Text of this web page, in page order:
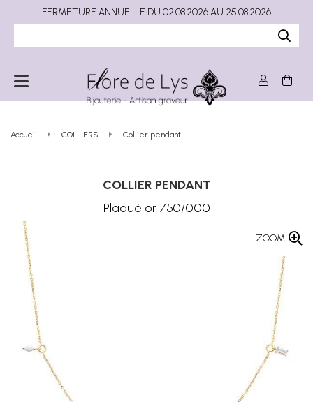
Accueil COLLIERS Collier pendant
COLLIER PENDANT
Plaqué or 750/000
ZOOM
FERMETURE ANNUELLE DU 02.08.2026 AU 25.08.2026